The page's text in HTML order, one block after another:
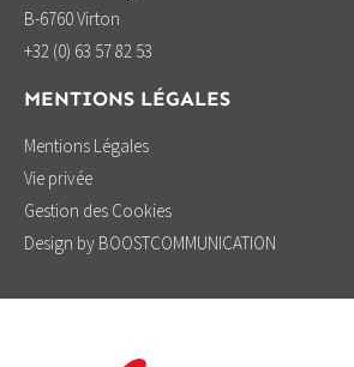
B-6760 Virton
+32 (0) 63 57 82 53
MENTIONS LÉGALES
Mentions Légales
Vie privée
Gestion des Cookies
Design by BOOSTCOMMUNICATION